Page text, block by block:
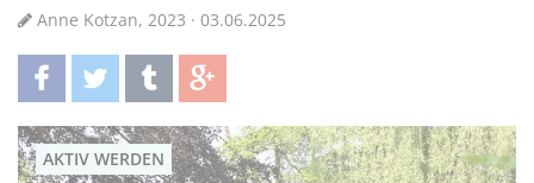
Anne Kotzan, 2023 · 03.06.2025
teilentwittern teilen teilen
AKTIV WERDEN